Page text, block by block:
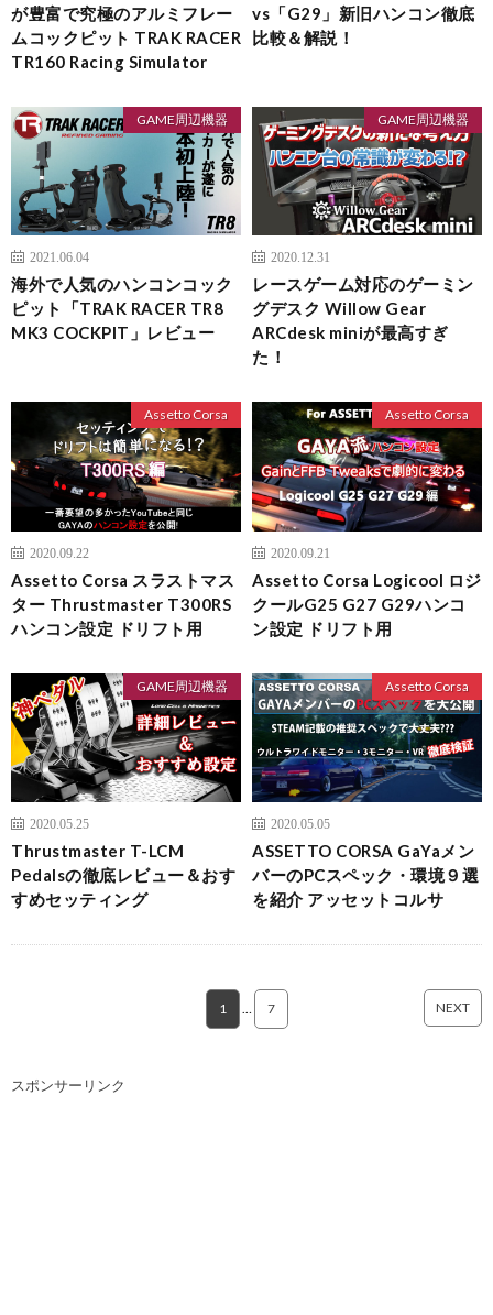
が豊富で究極のアルミフレー
ムコックピット TRAK RACER
TR160 Racing Simulator
vs「G29」新旧ハンコン徹底
比較＆解説！
GAME周辺機器
2021.06.04
海外で人気のハンコンコック
ピット「TRAK RACER TR8
MK3 COCKPIT」レビュー
GAME周辺機器
2020.12.31
レースゲーム対応のゲーミン
グデスク Willow Gear
ARCdesk miniが最高すぎ
た！
Assetto Corsa
2020.09.22
Assetto Corsa スラストマス
ター Thrustmaster T300RS
ハンコン設定 ドリフト用
Assetto Corsa
2020.09.21
Assetto Corsa Logicool ロジ
クールG25 G27 G29ハンコ
ン設定 ドリフト用
GAME周辺機器
2020.05.25
Thrustmaster T-LCM
Pedalsの徹底レビュー＆おす
すめセッティング
Assetto Corsa
2020.05.05
ASSETTO CORSA GaYaメン
バーのPCスペック・環境９選
を紹介 アッセットコルサ
1 … 7 NEXT
スポンサーリンク